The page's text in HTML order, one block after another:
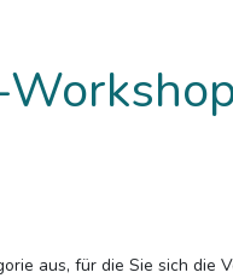
aus, für die Sie sich die